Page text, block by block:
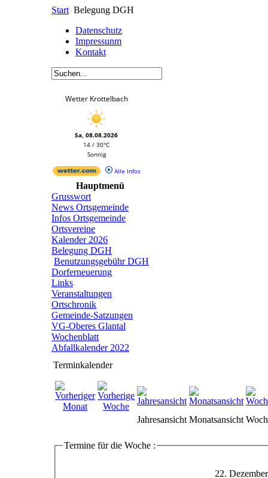
Start Belegung DGH
Datenschutz
Impressunm
Kontakt
Wetter Krottelbach
Sa, 08.08.2026
14 / 30°C
Sonnig
Alle Infos
Hauptmenü
Grusswort
News Ortsgemeinde
Infos Ortsgemeinde
Ortsvereine
Kalender 2026
Belegung DGH
Benutzungsgebühr DGH
Dorferneuerung
Links
Veranstaltungen
Ortschronik
Gemeinde-Satzungen
VG-Oberes Glantal
Wochenblatt
Abfallkalender 2022
Terminkalender
Jahresansicht Monatsansicht
Termine für die Woche :
22.